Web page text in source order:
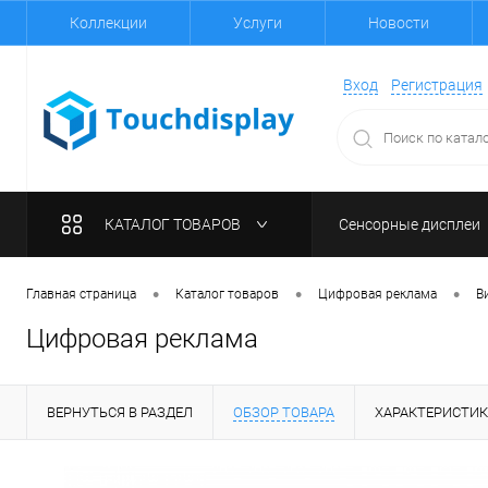
Коллекции Услуги Новости
Вход Регистрация
КАТАЛОГ ТОВАРОВ Сенсорные дисплеи
Главная страница • Каталог товаров • Цифровая реклама •
Цифровая реклама
ВЕРНУТЬСЯ В РАЗДЕЛ ОБЗОР ТОВАРА